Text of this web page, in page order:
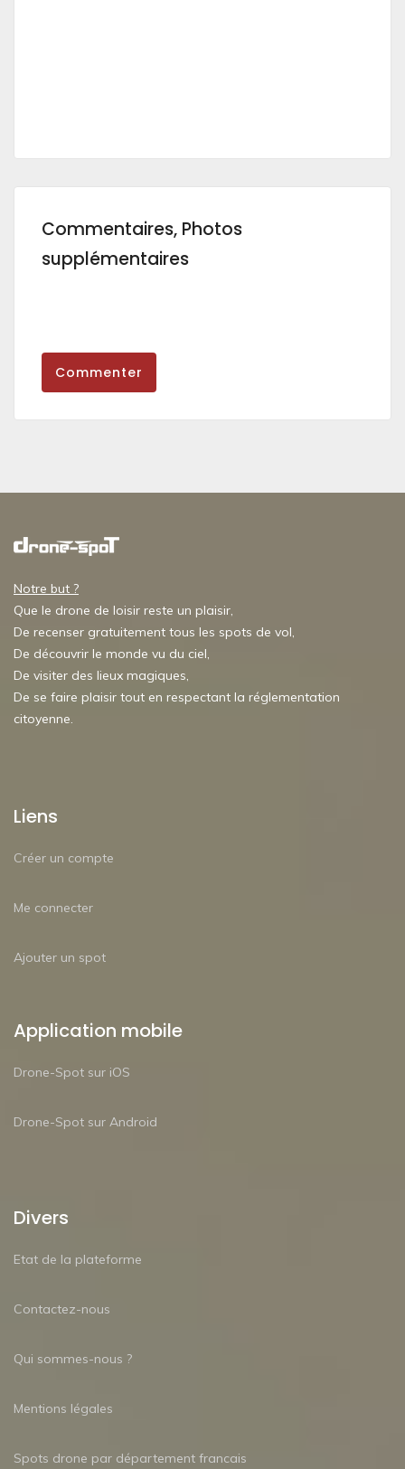
Commentaires, Photos
supplémentaires
Commenter
Notre but ?
Que le drone de loisir reste un plaisir,
De recenser gratuitement tous les spots de vol,
De découvrir le monde vu du ciel,
De visiter des lieux magiques,
De se faire plaisir tout en respectant la réglementation
citoyenne.
Liens
Créer un compte
Me connecter
Ajouter un spot
Application mobile
Drone-Spot sur iOS
Drone-Spot sur Android
Divers
Etat de la plateforme
Contactez-nous
Qui sommes-nous ?
Mentions légales
Spots drone par département francais